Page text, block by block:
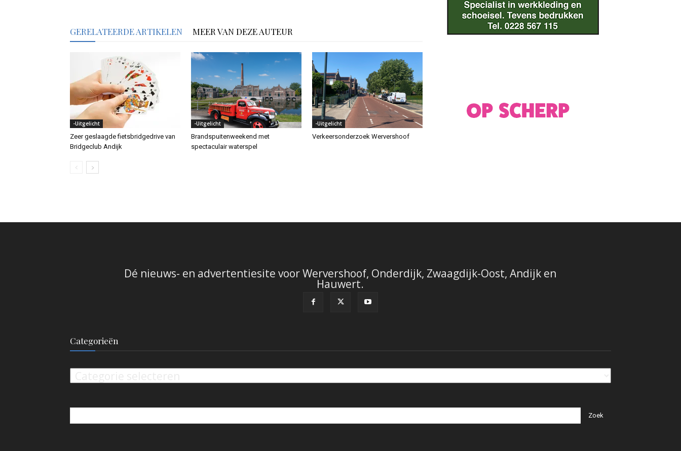
GERELATEERDE ARTIKELEN MEER VAN DEZE AUTEUR
-Uitgelicht
Zeer geslaagde fietsbridgedrive van
Bridgeclub Andijk
-Uitgelicht
Brandspuitenweekend met
spectaculair waterspel
-Uitgelicht
Verkeersonderzoek Wervershoof
Dé nieuws- en advertentiesite voor Wervershoof, Onderdijk, Zwaagdijk-Oost, Andijk en
Hauwert.
Categorieën
Categorieën